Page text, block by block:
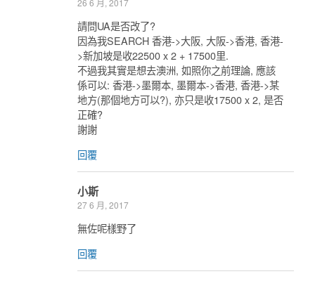
請問UA是否改了?
因為我SEARCH 香港->大阪, 大阪->香港, 香港-
>新加坡是收22500 x 2 + 17500里.
不過我其實是想去澳洲, 如照你之前理論, 應該
係可以: 香港->墨爾本, 墨爾本->香港, 香港->某
地方(那個地方可以?), 亦只是收17500 x 2, 是否
正確?
謝謝
回覆
小斯
27 6 月, 2017
無佐呢樣野了
回覆